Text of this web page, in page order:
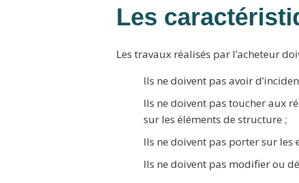
Les
Les travaux réalisés par l’acheteur
Ils ne doivent pas avoir
Ils ne doivent pas toucher aux
sur les éléments de structure ;
Ils ne doivent pas porter sur les
Ils ne doivent pas modifier ou